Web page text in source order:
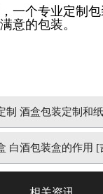
一个专业定制包
意的包装。
制 酒盒包装定制和
]
白酒包装盒的作用